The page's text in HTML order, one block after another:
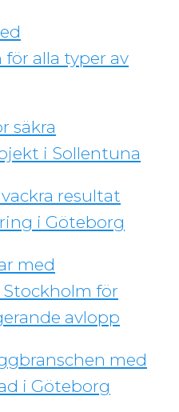
alla typer av
säkra
i Sollentuna
resultat
i Göteborg
med
för
avlopp
med
i Göteborg